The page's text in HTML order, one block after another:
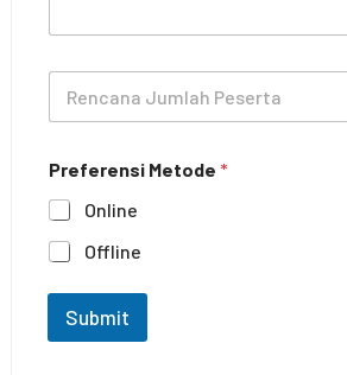
h
e
i
a
n
*
R
n
a
n
a
J
u
Preferensi Metode *
Online
Offline
Submit